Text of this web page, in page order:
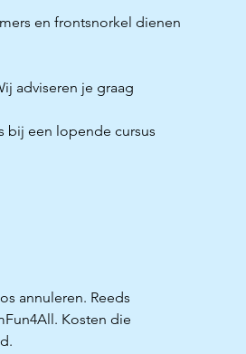
en frontsnorkel dienen
adviseren je graag
bij een lopende cursus
annuleren. Reeds
Kosten die